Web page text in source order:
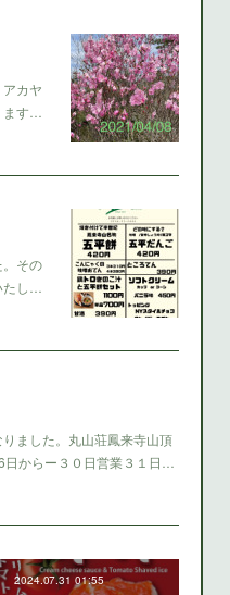
カヤ
す…
その
し…
ました。丸山荘鳳来寺山頂
からー３０日営業３１日…
2024.07.31 01:55